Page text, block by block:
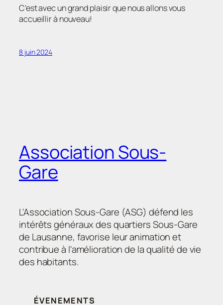
C’est avec un grand plaisir que nous allons vous
accueillir à nouveau!
8 juin 2024
Association Sous-
Gare
L'Association Sous-Gare (ASG) défend les
intérêts généraux des quartiers Sous-Gare
de Lausanne, favorise leur animation et
contribue à l'amélioration de la qualité de vie
des habitants.
ÉVENEMENTS